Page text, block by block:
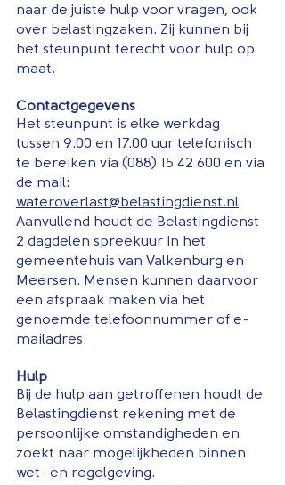
naar de juiste hulp voor vragen, ook
over belastingzaken. Zij kunnen bij
het steunpunt terecht voor hulp op
maat.
Contactgegevens
Het steunpunt is elke werkdag
tussen 9.00 en 17.00 uur telefonisch
te bereiken via (088) 15 42 600 en via
de mail:
wateroverlast@belastingdienst.nl
Aanvullend houdt de Belastingdienst
2 dagdelen spreekuur in het
gemeentehuis van Valkenburg en
Meersen. Mensen kunnen daarvoor
een afspraak maken via het
genoemde telefoonnummer of e-
mailadres.
Hulp
Bij de hulp aan getroffenen houdt de
Belastingdienst rekening met de
persoonlijke omstandigheden en
zoekt naar mogelijkheden binnen
wet- en regelgeving.